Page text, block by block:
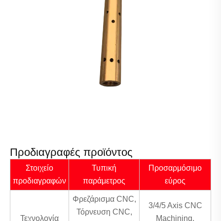
Προδιαγραφές προϊόντος
Στοιχείο
προδιαγραφών
Τυπική
παράμετρος
Προσαρμόσιμο
εύρος
Τεχνολογία
Φρεζάρισμα CNC,
Τόρνευση CNC,
3/4/5 Axis CNC
Machining,